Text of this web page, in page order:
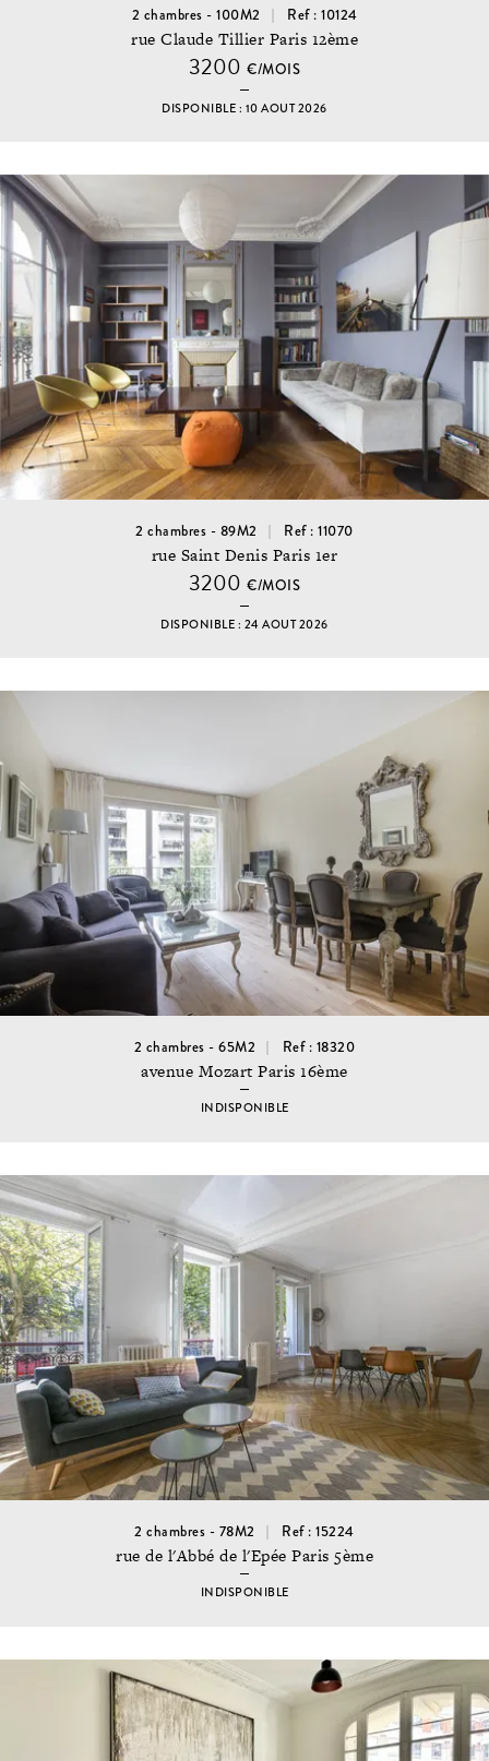
2 chambres - 100M2 Ref : 10124
rue Claude Tillier Paris 12ème
3200€/MOIS
DISPONIBLE : 10 AOUT 2026
2 chambres - 89M2 Ref : 11070
rue Saint Denis Paris 1er
3200€/MOIS
DISPONIBLE : 24 AOUT 2026
2 chambres - 65M2 Ref : 18320
avenue Mozart Paris 16ème
INDISPONIBLE
2 chambres - 78M2 Ref : 15224
rue de l'Abbé de l'Epée Paris 5ème
INDISPONIBLE